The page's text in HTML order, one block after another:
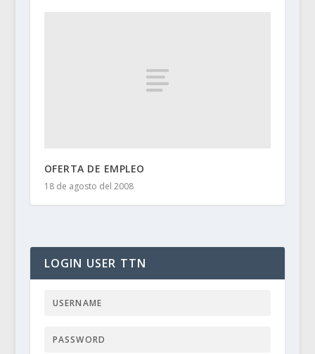
OFERTA DE EMPLEO
18 de agosto del 2008
LOGIN USER TTN